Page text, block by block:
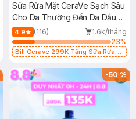
Sữa Rửa Mặt CeraVe Sạch Sâu
Cho Da Thường Đến Da Dầu
473ml
4.9 (116)
1.6k/tháng
23%
Bill Cerave 299K Tặng Sữa Rửa
-50%